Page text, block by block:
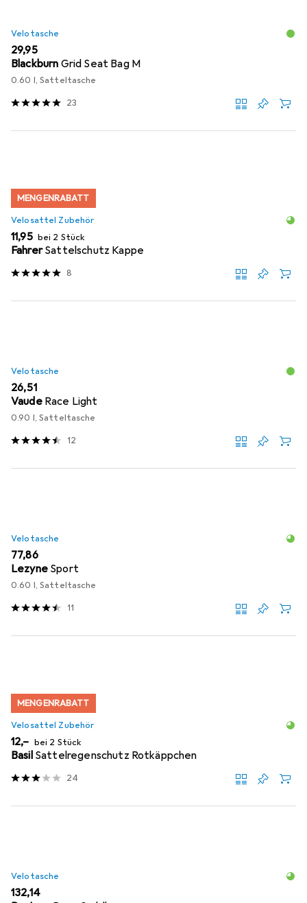
Velotasche
EUR
29,95
Blackburn Grid Seat Bag M
0.60 l, Satteltasche
23
MENGENRABATT
Velosattel Zubehör
EUR
11,95 bei 2 Stück
Fahrer Sattelschutz Kappe
8
Velotasche
EUR
26,51
Vaude Race Light
0.90 l, Satteltasche
12
Velotasche
EUR
77,86
Lezyne Sport
0.60 l, Satteltasche
11
MENGENRABATT
Velosattel Zubehör
EUR
12,– bei 2 Stück
Basil Sattelregenschutz Rotkäppchen
24
Velotasche
EUR
132,14